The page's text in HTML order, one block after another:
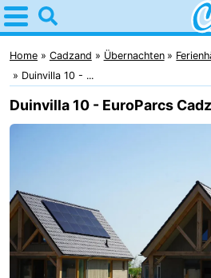
Home
Cadzand
Tipps
Für
Appartements
Campingplätze
Ferienhäuser
Home Cadzand Übernachten
Duinvilla 10 - ...
Duinvilla 10 - EuroParcs